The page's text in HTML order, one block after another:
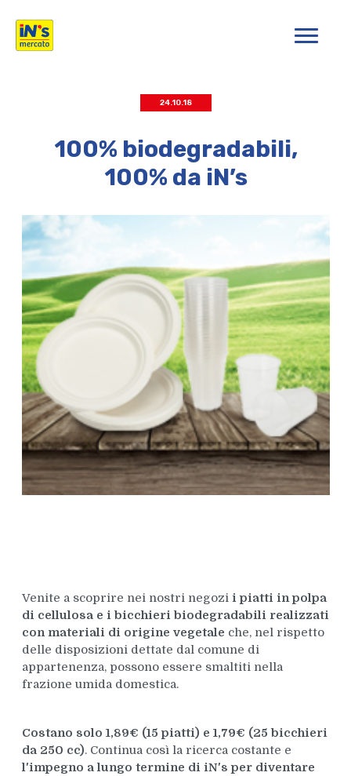
iN's Mercato
24.10.18
100% biodegradabili,
100% da iN’s
Venite a scoprire nei nostri negozi i piatti in polpa
di cellulosa e i bicchieri biodegradabili realizzati
con materiali di origine vegetale che, nel rispetto
delle disposizioni dettate dal comune di
appartenenza, possono essere smaltiti nella
frazione umida domestica.
Costano solo 1,89€ (15 piatti) e 1,79€ (25 bicchieri
da 250 cc). Continua così la ricerca costante e
l'impegno a lungo termine di iN's per diventare